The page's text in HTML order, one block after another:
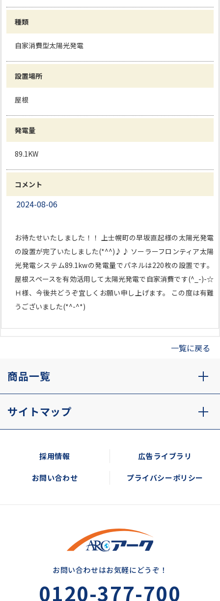
種類
自家消費型太陽光発電
設置場所
屋根
発電量
89.1KW
コメント
2024-08-06
お待たせいたしました！！ 上士幌町の早坂直起様の太陽光発電
の設置が完了いたしました(*^^)♪♪ ソーラーフロンティア太陽
光発電システム89.1kwの発電量でパネルは220枚の設置です。
屋根スペースを有効活用して太陽光発電で自家消費です(^_-)-☆
Ｈ様、今後共どうぞ宜しくお願い申し上げます。 この度は有難
うございました(*^-^*)
一覧に戻る
商品一覧
サイトマップ
採用情報 広告ライブラリ
お問い合わせ プライバシーポリシー
お問い合わせはお気軽にどうぞ！
0120-377-700